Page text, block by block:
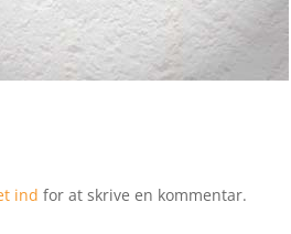
ind for at skrive en kommentar.